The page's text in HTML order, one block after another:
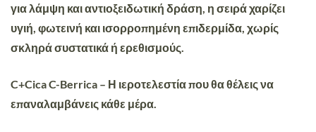
για λάμψη και αντιοξειδωτική δράση, η σειρά χαρίζει
υγιή, φωτεινή και ισορροπημένη επιδερμίδα, χωρίς
σκληρά συστατικά ή ερεθισμούς.
C+Cica C-Berrica – Η ιεροτελεστία που θα θέλεις να
επαναλαμβάνεις κάθε μέρα.